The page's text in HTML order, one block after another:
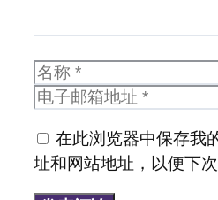
名
称
在此浏览器中保存我
址和网站地址，以便下次